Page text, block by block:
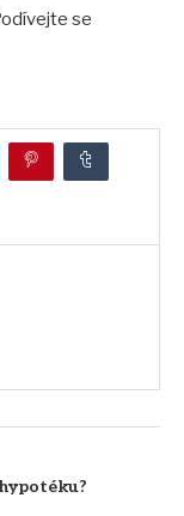
se